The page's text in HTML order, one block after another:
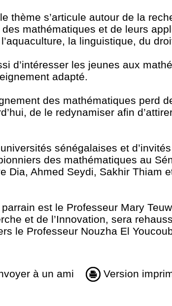
thème s’articule autour de la
mathématiques et de leurs
la linguistique, du
d’intéresser les jeunes aux
adapté.
des mathématiques perd
de le redynamiser afin
sénégalaises et
des mathématiques au
Dia, Ahmed Seydi, Sakhir Thiam
est le Professeur Mary
et de l’Innovation, sera
le Professeur Nouzha El
à un ami Version